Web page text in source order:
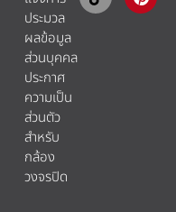
ประมวล
ผลข้อมูล
ส่วนบุคคล
ประกาศ
ความเป็น
ส่วนตัว
สำหรับ
กล้อง
วงจรปิด